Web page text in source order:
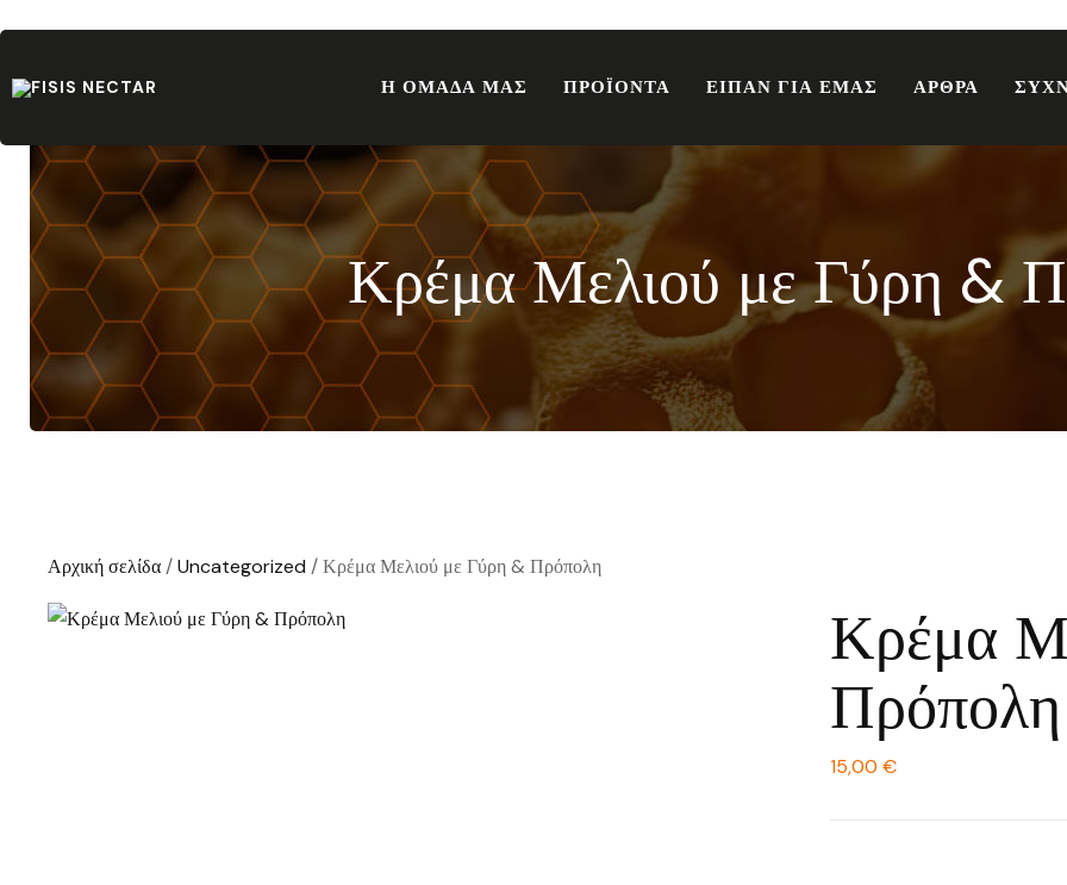
Η ΟΜΑΔΑ ΜΑΣ ΠΡΟΪΟΝΤΑ ΕΙΠΑΝ ΓΙΑ ΕΜΑΣ ΑΡΘΡΑ
Κρέμα Μελιού με Γύρη &
Αρχική σελίδα /Uncategorized / Κρέμα Μελιού με Γύρη & Πρόπολη
Κρέμα
Πρόπολη
15,00€